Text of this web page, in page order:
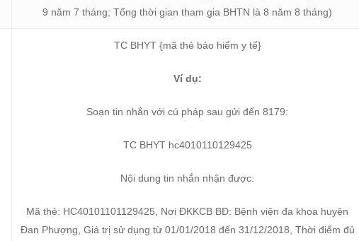
9 năm 7 tháng; Tổng thời gian tham gia BHTN là 8 năm 8 tháng)
TC BHYT {mã thẻ bảo hiểm y tế}
Ví dụ:
Soạn tin nhắn với cú pháp sau gửi đến 8179:
TC BHYT hc4010110129425
Nội dung tin nhắn nhận được:
Mã thẻ: HC40101101129425, Nơi ĐKKCB BĐ: Bệnh viện đa khoa huyện
Đan Phượng, Giá trị sử dụng từ 01/01/2018 đến 31/12/2018, Thời điểm đủ